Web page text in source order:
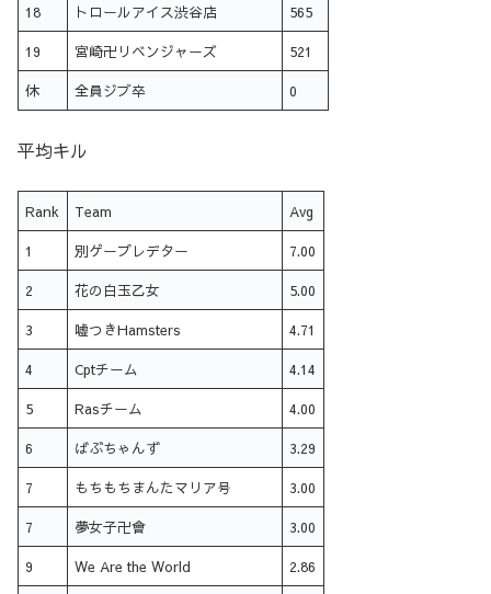
18 トロールアイス渋谷店 565
19 宮崎卍リベンジャーズ 521
休 全員ジブ卒 0
平均キル
Rank Team Avg
1 別ゲープレデター 7.00
2 花の白玉乙女 5.00
3 嘘つきHamsters 4.71
4 Cptチーム 4.14
5 Rasチーム 4.00
6 ばぶちゃんず 3.29
7 もちもちまんたマリア号 3.00
7 夢女子卍會 3.00
9 We Are the World 2.86